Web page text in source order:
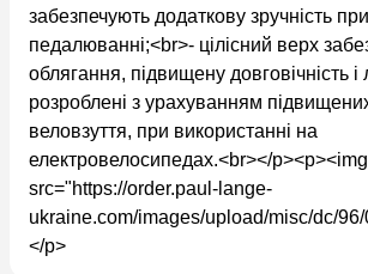
забезпечують додаткову зручність при
педалюванні;<br>- цілісний верх
облягання, підвищену довговічність і
розроблені з урахуванням
веловзуття, при використанні на
електровелосипедах.<br></p><p><img
src="https://order.paul-lange-
ukraine.com/images/upload/misc/dc/
</p>